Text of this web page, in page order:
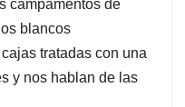
campamentos de
blancos
tratadas con una
y nos hablan de las